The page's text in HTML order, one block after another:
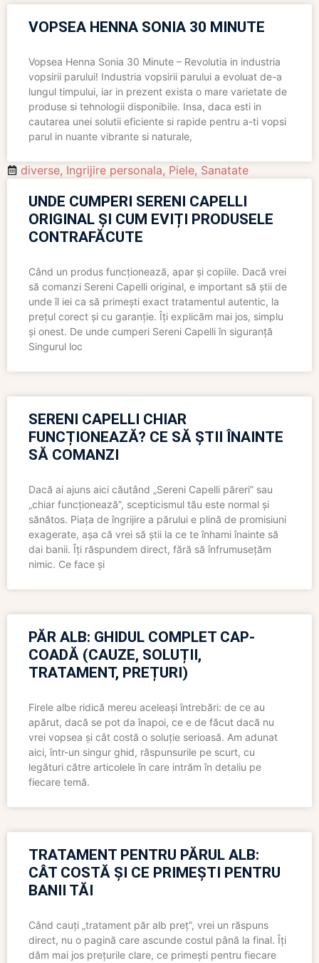
VOPSEA HENNA SONIA 30 MINUTE
Vopsea Henna Sonia 30 Minute – Revolutia in industria
vopsirii parului! Industria vopsirii parului a evoluat de-a
lungul timpului, iar in prezent exista o mare varietate de
produse si tehnologii disponibile. Insa, daca esti in
cautarea unei solutii eficiente si rapide pentru a-ti vopsi
parul in nuante vibrante si naturale,
diverse, Ingrijire personala, Piele, Sanatate
UNDE CUMPERI SERENI CAPELLI
ORIGINAL ȘI CUM EVIȚI PRODUSELE
CONTRAFĂCUTE
Când un produs funcționează, apar și copiile. Dacă vrei
să comanzi Sereni Capelli original, e important să știi de
unde îl iei ca să primești exact tratamentul autentic, la
prețul corect și cu garanție. Îți explicăm mai jos, simplu
și onest. De unde cumperi Sereni Capelli în siguranță
Singurul loc
SERENI CAPELLI CHIAR
FUNCȚIONEAZĂ? CE SĂ ȘTII ÎNAINTE
SĂ COMANZI
Dacă ai ajuns aici căutând „Sereni Capelli păreri” sau
„chiar funcționează”, scepticismul tău este normal și
sănătos. Piața de îngrijire a părului e plină de promisiuni
exagerate, așa că vrei să știi la ce te înhami înainte să
dai banii. Îți răspundem direct, fără să înfrumusețăm
nimic. Ce face și
PĂR ALB: GHIDUL COMPLET CAP-
COADĂ (CAUZE, SOLUȚII,
TRATAMENT, PREȚURI)
Firele albe ridică mereu aceleași întrebări: de ce au
apărut, dacă se pot da înapoi, ce e de făcut dacă nu
vrei vopsea și cât costă o soluție serioasă. Am adunat
aici, într-un singur ghid, răspunsurile pe scurt, cu
legături către articolele în care intrăm în detaliu pe
fiecare temă.
TRATAMENT PENTRU PĂRUL ALB:
CÂT COSTĂ ȘI CE PRIMEȘTI PENTRU
BANII TĂI
Când cauți „tratament păr alb preț”, vrei un răspuns
direct, nu o pagină care ascunde costul până la final. Îți
dăm mai jos prețurile clare, ce primești pentru fiecare